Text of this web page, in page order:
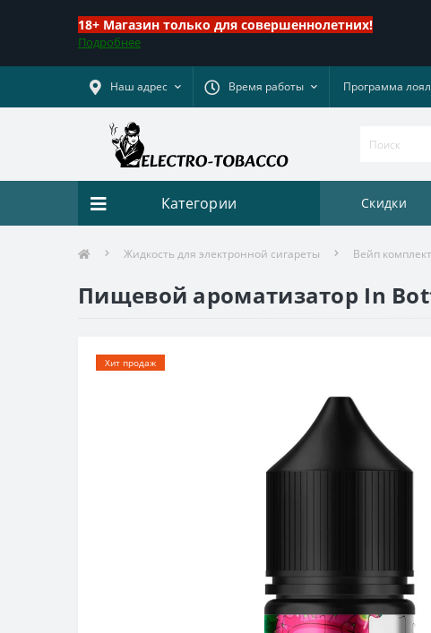
18+ Магазин только для совершеннолетних!
Подробнее
Наш адрес Время работы Программа
Категории Скидки
Жидкость для электронной сигареты Вейп
Пищевой ароматизатор In
Хит продаж